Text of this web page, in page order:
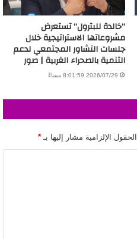
“خالدة للبترول” تستعرض
مشروعاتها الاستراتيجية خلال
جلسات التشاور المجتمعي لدعم
التنمية بالصحراء الغربية | صور
2026/07/29 8:01:59 مساءً
الحقول الإلزامية مشار إليها بـ *